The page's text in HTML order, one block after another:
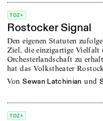
TDZ+
Rostocker Signal
Den eigenen Statuten
Ziel, die einzigartige Vielfalt
Orchesterlandschaft zu
hat das Volkstheater
von Sewan Latchinian und
TDZ+